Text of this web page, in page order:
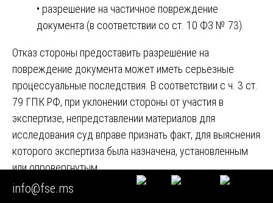
• разрешение на частичное повреждение
документа (в соответствии со ст. 10 ФЗ № 73).
Отказ стороны предоставить разрешение на
повреждение документа может иметь серьезные
процессуальные последствия. В соответствии с ч. 3 ст.
79 ГПК РФ, при уклонении стороны от участия в
экспертизе, непредставлении материалов для
исследования суд вправе признать факт, для выяснения
которого экспертиза была назначена, установленным
или опровергнутым.
Типовые вопросы экспертизы давности.
info@fse.ms